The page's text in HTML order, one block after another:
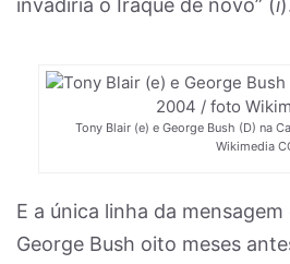
invadiria o Iraque de novo” (i
Tony Blair (e) e George Bush (D) na
Wikimedia
E a única linha da
George Bush oito meses